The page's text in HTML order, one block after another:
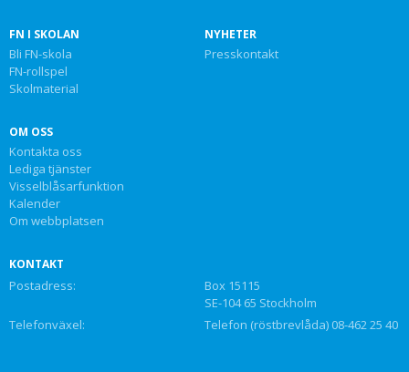
FN I SKOLAN
Bli FN-skola
FN-rollspel
Skolmaterial
NYHETER
Presskontakt
OM OSS
Kontakta oss
Lediga tjänster
Visselblåsarfunktion
Kalender
Om webbplatsen
KONTAKT
Postadress:
Box 15115
SE-104 65 Stockholm
Telefonväxel:
Telefon (röstbrevlåda) 08-462 25 40